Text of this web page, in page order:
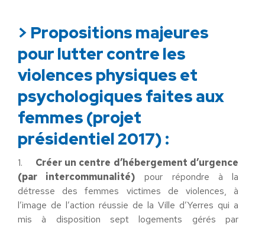
> Propositions majeures
pour lutter contre les
violences physiques et
psychologiques faites aux
femmes (projet
présidentiel 2017) :
1. Créer un centre d’hébergement d’urgence
(par intercommunalité) pour répondre à la
détresse des femmes victimes de violences, à
l’image de l’action réussie de la Ville d’Yerres qui a
mis à disposition sept logements gérés par